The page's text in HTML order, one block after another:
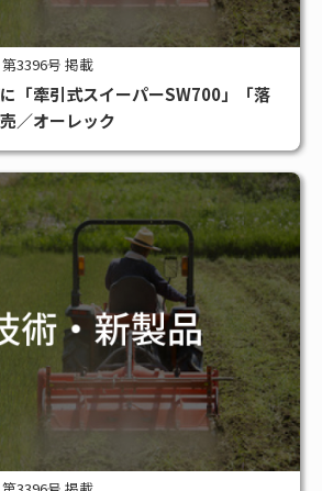
3396号 掲載
「牽引式スイーパーSW700」「落
／オーレック